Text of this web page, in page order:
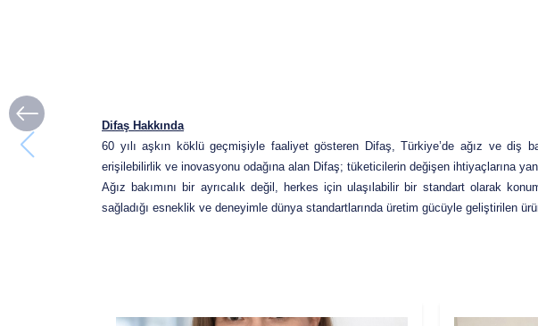
Difaş Hakkında
60 yılı aşkın köklü geçmişiyle faaliyet gösteren Difaş, Türkiye’de ağız ve diş
erişilebilirlik ve inovasyonu odağına alan Difaş; tüketicilerin değişen ihtiyaçlarına
Ağız bakımını bir ayrıcalık değil, herkes için ulaşılabilir bir standart olarak
sağladığı esneklik ve deneyimle dünya standartlarında üretim gücüyle geliştirilen